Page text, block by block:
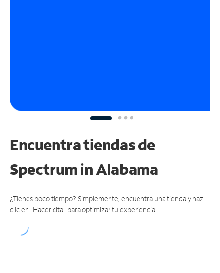
Encuentra tiendas de
Spectrumin Alabama
¿Tienes poco tiempo? Simplemente, encuentra una tienda y haz
clic en "Hacer cita" para optimizar tu experiencia.